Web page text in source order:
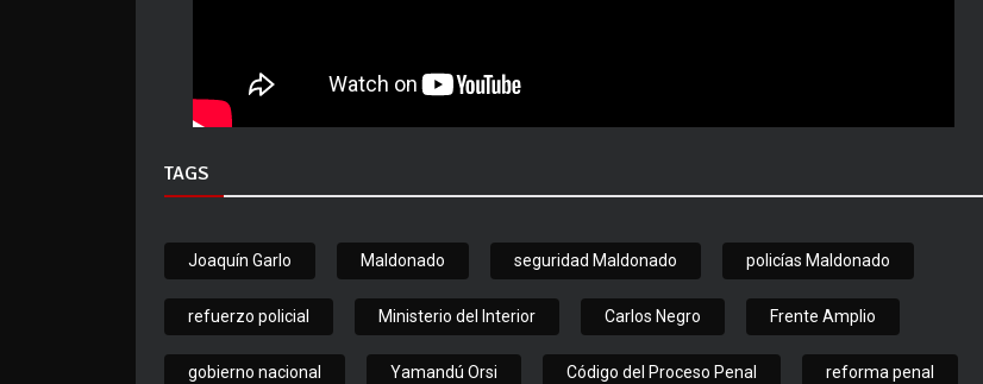
TAGS
Joaquín Garlo Maldonado seguridad Maldonado policías Maldonado
refuerzo policial Ministerio del Interior Carlos Negro Frente Amplio
gobierno nacional Yamandú Orsi Código del Proceso Penal reforma penal